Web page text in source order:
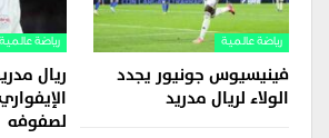
رياضة عالمية
فينيسيوس جونيور يجدد
الولاء لريال مدريد
رياضة عالمية
ريال
لصفوفه